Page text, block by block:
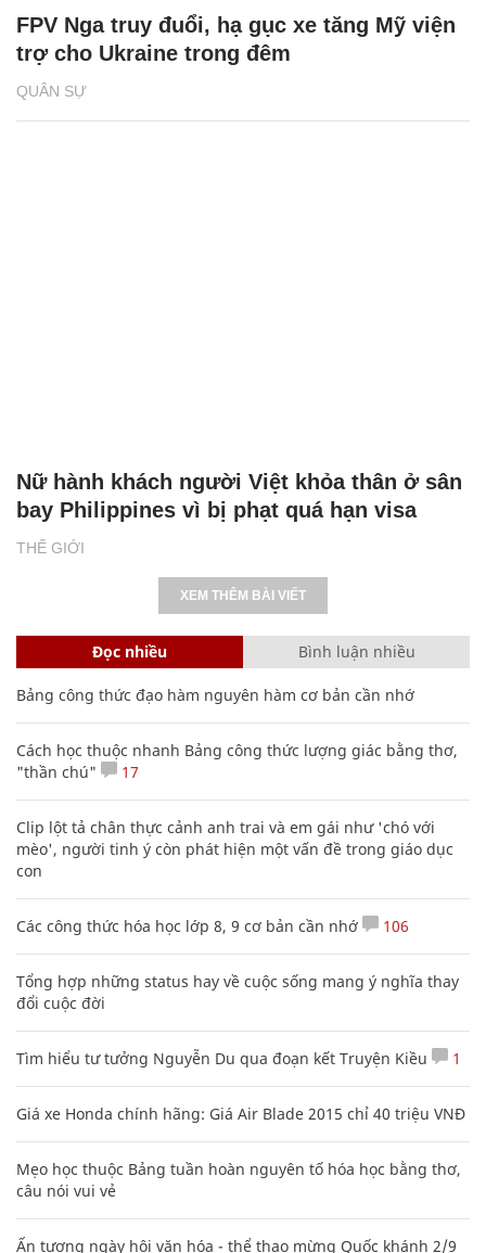
QUÂN SỰ
FPV Nga truy đuổi, hạ gục xe tăng Mỹ viện
trợ cho Ukraine trong đêm
THẾ GIỚI
Nữ hành khách người Việt khỏa thân ở sân
bay Philippines vì bị phạt quá hạn visa
XEM THÊM BÀI VIẾT
Đọc nhiều Bình luận nhiều
Bảng công thức đạo hàm nguyên hàm cơ bản cần nhớ
Cách học thuộc nhanh Bảng công thức lượng giác bằng thơ,
"thần chú"
17
Clip lột tả chân thực cảnh anh trai và em gái như 'chó với
mèo', người tinh ý còn phát hiện một vấn đề trong giáo dục
con
Các công thức hóa học lớp 8, 9 cơ bản cần nhớ 106
Tổng hợp những status hay về cuộc sống mang ý nghĩa thay
đổi cuộc đời
Tìm hiểu tư tưởng Nguyễn Du qua đoạn kết Truyện Kiều 1
Giá xe Honda chính hãng: Giá Air Blade 2015 chỉ 40 triệu VNĐ
Mẹo học thuộc Bảng tuần hoàn nguyên tố hóa học bằng thơ,
câu nói vui vẻ
Ấn tượng ngày hội văn hóa - thể thao mừng Quốc khánh 2/9